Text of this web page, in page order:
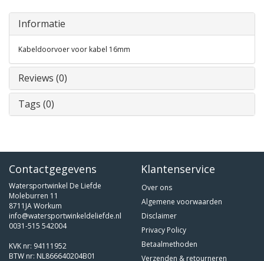
Informatie
Kabeldoorvoer voor kabel 16mm
Reviews (0)
Tags (0)
Contactgegevens
Watersportwinkel De Liefde
Moleburren 11
8711JA Workum
info@watersportwinkeldeliefde.nl
0031-515 542004
KVK nr: 94111952
BTW nr: NL866640204B01
Klantenservice
Over ons
Algemene voorwaarden
Disclaimer
Privacy Policy
Betaalmethoden
Verzenden & retourneren